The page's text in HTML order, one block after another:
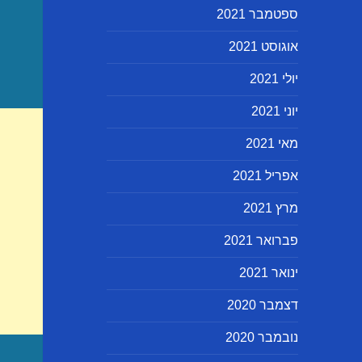
ספטמבר 2021
אוגוסט 2021
יולי 2021
יוני 2021
מאי 2021
אפריל 2021
מרץ 2021
פברואר 2021
ינואר 2021
דצמבר 2020
נובמבר 2020